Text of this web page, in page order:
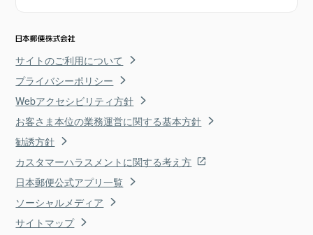
サイトのご利用について
プライバシーポリシー
Webアクセシビリティ方針
お客さま本位の業務運営に関する基本方針
勧誘方針
カスタマーハラスメントに関する考え方
日本郵便公式アプリ一覧
ソーシャルメディア
サイトマップ